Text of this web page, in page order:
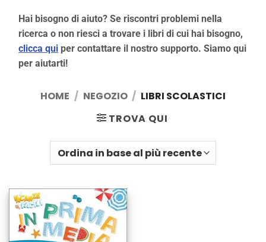
Hai bisogno di aiuto? Se riscontri problemi nella
ricerca o non riesci a trovare i libri di cui hai bisogno,
clicca qui per contattare il nostro supporto. Siamo qui
per aiutarti!
HOME / NEGOZIO / LIBRI SCOLASTICI
TROVA QUI